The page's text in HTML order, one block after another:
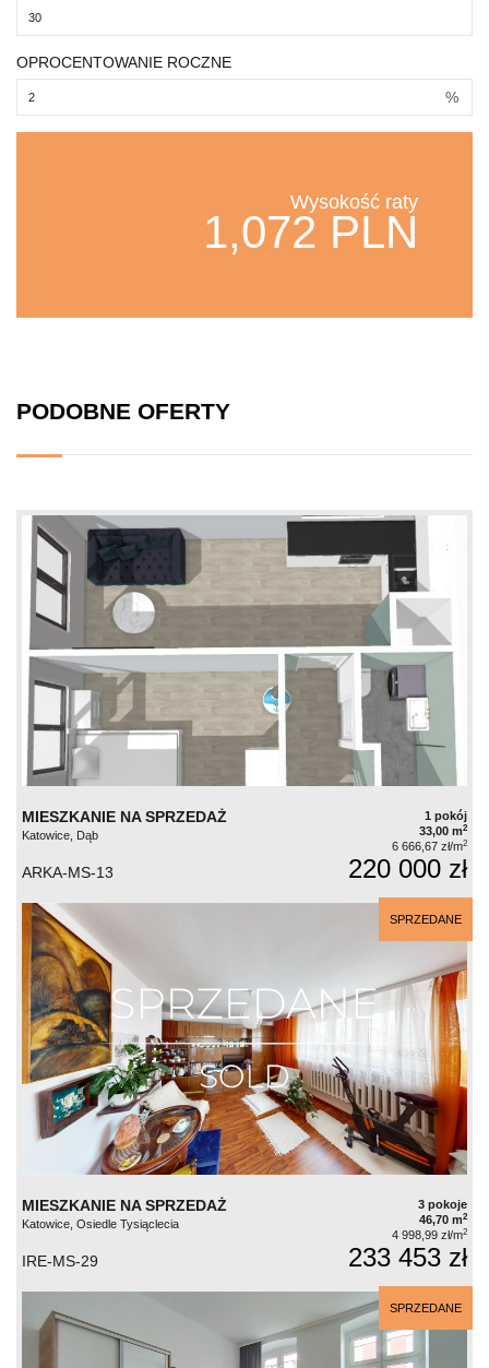
OPROCENTOWANIE ROCZNE
%
Wysokość raty
1,072 PLN
PODOBNE OFERTY
MIESZKANIE NA SPRZEDAŻ
Katowice, Dąb
1 pokój
33,00 m2
6 666,67 zł/m2
ARKA-MS-13 220 000 zł
SPRZEDANE
MIESZKANIE NA SPRZEDAŻ
Katowice, Osiedle Tysiąclecia
3 pokoje
46,70 m2
4 998,99 zł/m2
IRE-MS-29 233 453 zł
SPRZEDANE